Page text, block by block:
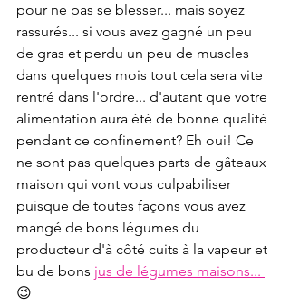
pour ne pas se blesser... mais soyez
rassurés... si vous avez gagné un peu
de gras et perdu un peu de muscles
dans quelques mois tout cela sera vite
rentré dans l'ordre... d'autant que votre
alimentation aura été de bonne qualité
pendant ce confinement? Eh oui! Ce
ne sont pas quelques parts de gâteaux
maison qui vont vous culpabiliser
puisque de toutes façons vous avez
mangé de bons légumes du
producteur d'à côté cuits à la vapeur et
bu de bons jus de légumes maisons...
😉